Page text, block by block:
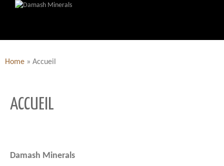
Home » Accueil
ACCUEIL
Damash Minerals